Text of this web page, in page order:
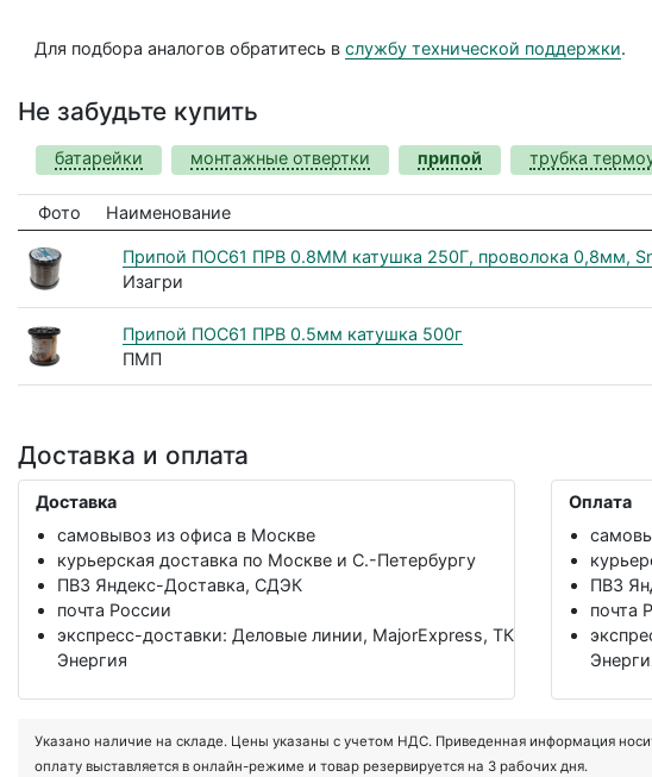
Для подбора аналогов обратитесь вслужбу технической поддержки.
Не забудьте купить
батарейки монтажные отвертки припой трубка
Фото Наименование
Припой ПОС61 ПРВ 0.8ММ катушка 250Г, проволока 0,8мм,
Изагри
Припой ПОС61 ПРВ 0.5мм катушка 500г
ПМП
Доставка и оплата
Доставка
самовывоз из офиса в Москве
курьерская доставка по Москве и С.-Петербургу
ПВЗ Яндекс-Доставка, СДЭК
почта России
экспресс-доставки: Деловые линии, MajorExpress, ТК
Энергия
Оплата
ПВЗ
почта
Указано наличие на складе. Цены указаны с учетом НДС. Приведенная информация
оплату выставляется в онлайн-режиме и товар резервируется на 3 рабочих дня.